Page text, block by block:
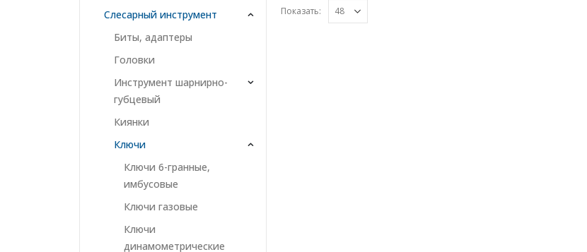
Показать:
Слесарный инструмент
Биты, адаптеры
Головки
Инструмент шарнирно-
губцевый
Киянки
Ключи
Ключи 6-гранные,
имбусовые
Ключи газовые
Ключи
динамометрические